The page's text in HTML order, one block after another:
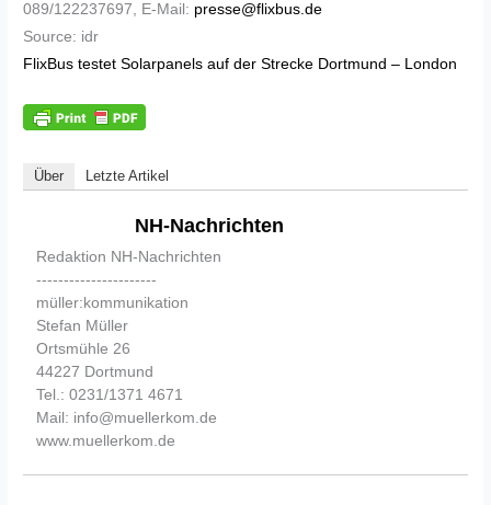
089/122237697, E-Mail: presse@flixbus.de
Source: idr
FlixBus testet Solarpanels auf der Strecke Dortmund – London
Über Letzte Artikel
NH-Nachrichten
Redaktion NH-Nachrichten
----------------------
müller:kommunikation
Stefan Müller
Ortsmühle 26
44227 Dortmund
Tel.: 0231/1371 4671
Mail: info@muellerkom.de
www.muellerkom.de